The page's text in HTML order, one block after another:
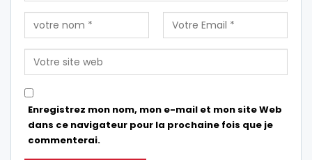
Enregistrez mon nom, mon e-mail et mon site Web
dans ce navigateur pour la prochaine fois que je
commenterai.